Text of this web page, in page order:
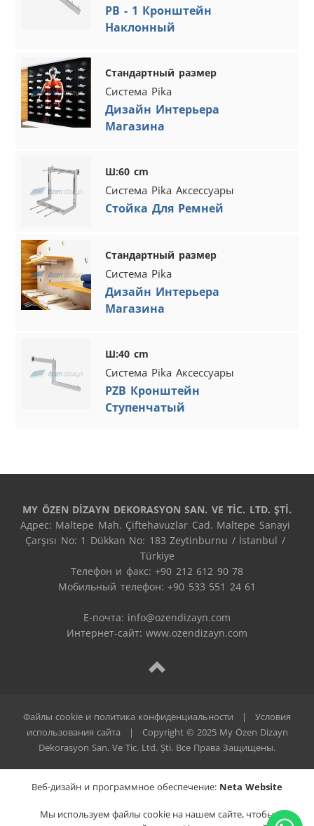
PB - 1 Кронштейн
Наклонный
Стандартный размер
Система Pika
Дизайн Интерьера
Магазина
Ш:60 cm
Система Pika Аксессуары
Стойка Для Ремней
Стандартный размер
Система Pika
Дизайн Интерьера
Магазина
Ш:40 cm
Система Pika Аксессуары
PZB Кронштейн
Ступенчатый
MY ÖZEN DİZAYN DEKORASYON SAN. VE TİC. LTD. ŞTİ.
Адрес: Maltepe Mah. Çiftehavuzlar Cad. Maltepe Sanayi
Çarşısı No: 1 Dükkan No: 183 Zeytinburnu / İstanbul /
Türkiye
Телефон и факс: +90 212 612 90 78
Мобильный телефон: +90 533 551 24 61
E-почта: info@ozendizayn.com
Интернет-сайт: www.ozendizayn.com
Файлы cookie и политика конфиденциальности |
Условия
использования сайта
|
Copyright © 2025 My Özen Dizayn
Dekorasyon San. Ve Tic. Ltd. Şti. Все Права Защищены.
Веб-дизайн и программное обеспечение: Neta Website
Мы используем файлы cookie на нашем сайте, чтобы